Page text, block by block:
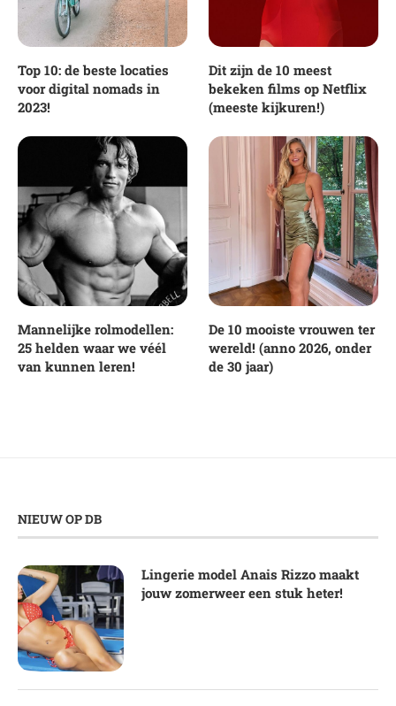
Top 10: de beste locaties
voor digital nomads in
2023!
Dit zijn de 10 meest
bekeken films op Netflix
(meeste kijkuren!)
Mannelijke rolmodellen:
25 helden waar we véél
van kunnen leren!
De 10 mooiste vrouwen ter
wereld! (anno 2026, onder
de 30 jaar)
NIEUW OP DB
Lingerie model Anais Rizzo maakt
jouw zomerweer een stuk heter!